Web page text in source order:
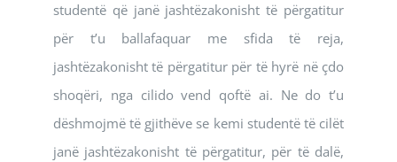
studentë që janë jashtëzakonisht të përgatitur
për t’u ballafaquar me sfida të reja,
jashtëzakonisht të përgatitur për të hyrë në çdo
shoqëri, nga cilido vend qoftë ai. Ne do t’u
dëshmojmë të gjithëve se kemi studentë të cilët
janë jashtëzakonisht të përgatitur, për të dalë,